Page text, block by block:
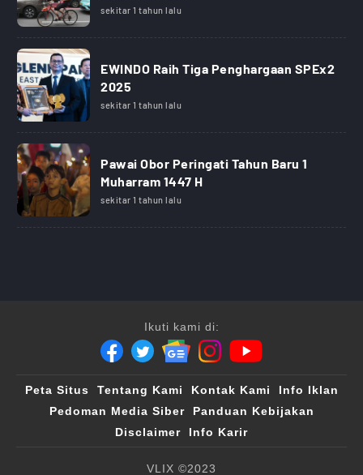
sekitar 1 tahun lalu
EWINDO Raih Tiga Penghargaan SPEx2
2025
sekitar 1 tahun lalu
Pawai Obor Peringati Tahun Baru 1
Muharram 1447 H
sekitar 1 tahun lalu
Ikuti kami di:
Peta Situs Tentang Kami Kontak Kami
Info Iklan
Pedoman Media Siber
Panduan Kebijakan
Disclaimer
Info Karir
VLIX ©2023